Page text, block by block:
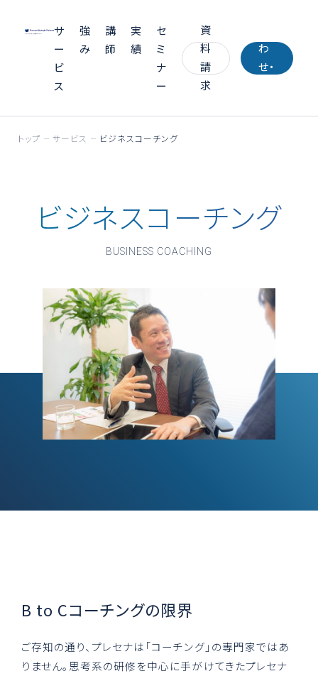
サ
ー
ビ
ス
強
み
講
師
実
績
セ
ミ
ナ
ー
資
料
請
求
わ
せ・
積
トップ サービス ビジネスコーチング
ビジネスコーチング
BUSINESS COACHING
B to Cコーチングの限界
ご存知の通り、プレセナは「コーチング」の専門家ではあ
りません。思考系の研修を中心に手がけてきたプレセナ